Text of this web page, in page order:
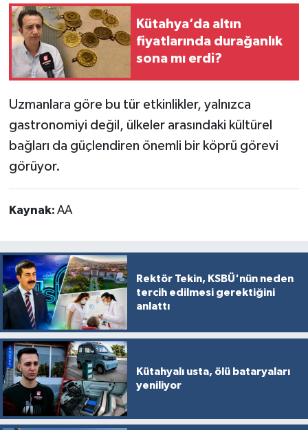
Kütahya’da altın
fiyatlarında durağanlık
sona mı erdi?
Uzmanlara göre bu tür etkinlikler, yalnızca
gastronomiyi değil, ülkeler arasındaki kültürel
bağları da güçlendiren önemli bir köprü görevi
görüyor.
Kaynak: AA
Rektör Tekin, KSBÜ'nün neden
tercih edilmesi gerektiğini
anlattı
Kütahyalı usta, ölü bataryaları
yeniliyor